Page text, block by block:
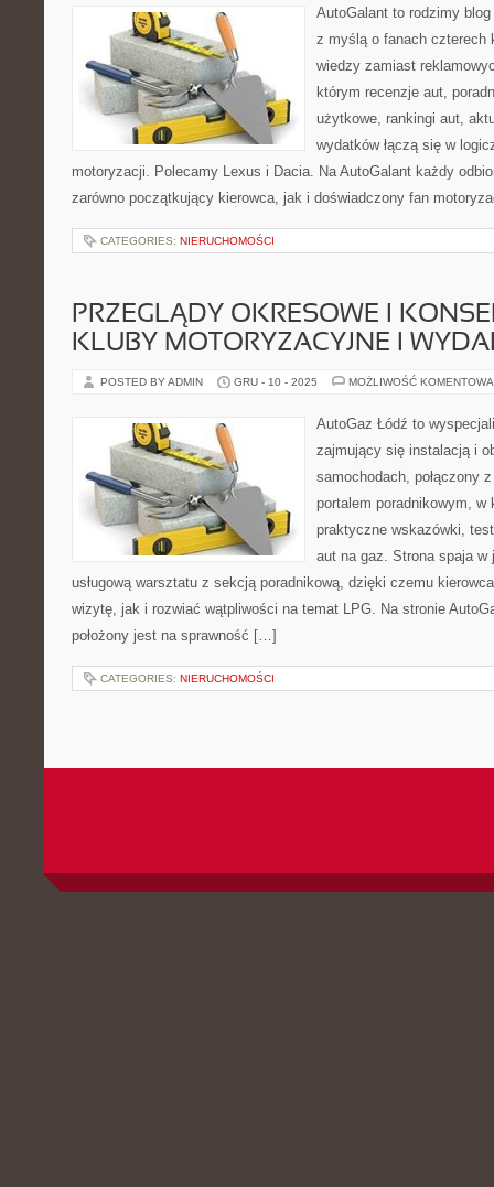
AutoGalant to rodzimy
z myślą o fanach czterech
wiedzy zamiast
którym recenzje aut,
użytkowe, rankingi aut,
wydatków łączą się w
motoryzacji. Polecamy Lexus i Dacia. Na AutoGalant każdy
zarówno początkujący kierowca, jak i doświadczony fan
CATEGORIES: NIERUCHOMOŚCI
PRZEGLĄDY OKRESOWE I
KLUBY MOTORYZACYJNE I
POSTED BY ADMIN GRU - 10 - 2025 MOŻLIWOŚĆ
AutoGaz Łódź to
zajmujący się instalacją i
samochodach, połączony
portalem poradnikowym, w
praktyczne wskazówki,
aut na gaz. Strona spaja
usługową warsztatu z sekcją poradnikową, dzięki czemu
wizytę, jak i rozwiać wątpliwości na temat LPG. Na stronie
położony jest na sprawność […]
CATEGORIES: NIERUCHOMOŚCI